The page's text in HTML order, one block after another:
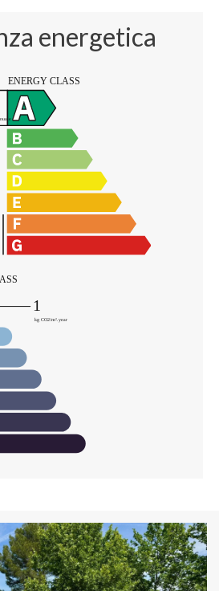
energetica